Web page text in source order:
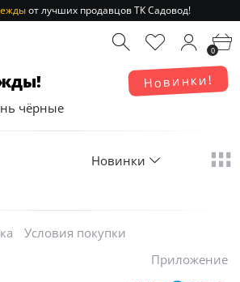
от лучших продавцов ТК Садовод!
заказа 1-3 дня по РФ и МСК!
от лучших продавцов ТК Садовод!
заказа 1-3 дня
по РФ и МСК!
0
Новинки!
чёрные
Новинки
Условия покупки
Приложение